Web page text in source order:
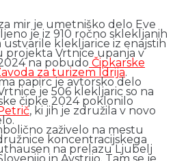
mir je umetniško delo Eve
je iz 910 ročno sklekljanih
ustvarile klekljarice iz enajstih
projekta Vrtnice upanja v
na pobudo Čipkarske
za turizem Idrija.
papirc je avtorsko delo
je 506 klekljaric so na
čipke 2024 poklonilo
, ki jih je združila v novo
zaživelo na mestu
koncentracijskega
na prelazu Ljubelj